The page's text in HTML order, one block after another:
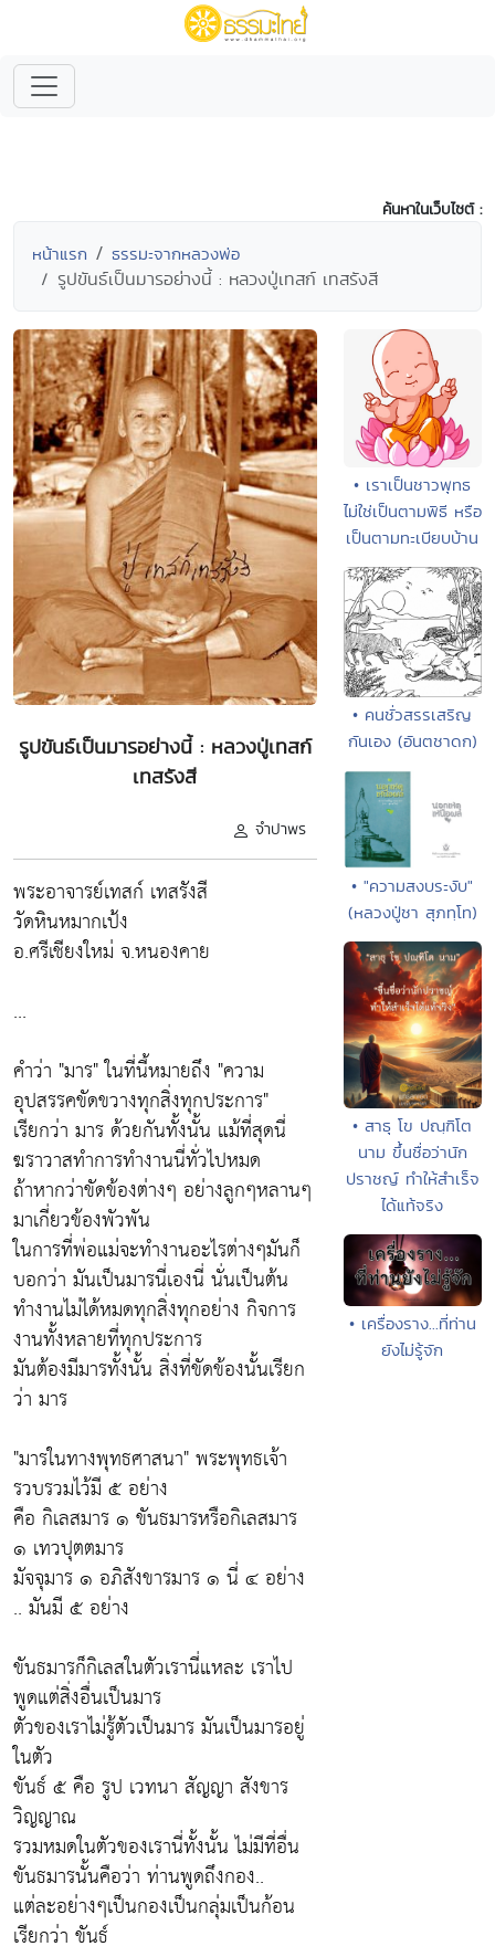
ค้นหาในเว็บไซต์ :
หน้าแรก ธรรมะจากหลวงพ่อ
รูปขันธ์เป็นมารอย่างนี้ : หลวงปู่เทสก์ เทสรังสี
รูปขันธ์เป็นมารอย่างนี้ : หลวงปู่เทสก์
เทสรังสี
จำปาพร
พระอาจารย์เทสก์ เทสรังสี
วัดหินหมากเป้ง
อ.ศรีเชียงใหม่ จ.หนองคาย
...
คำว่า "มาร" ในที่นี้หมายถึง "ความ
อุปสรรคขัดขวางทุกสิ่งทุกประการ"
เรียกว่า มาร ด้วยกันทั้งนั้น แม้ที่สุดนี่
ฆราวาสทำการทำงานนี่ทั่วไปหมด
ถ้าหากว่าขัดข้องต่างๆ อย่างลูกๆหลานๆ
มาเกี่ยวข้องพัวพัน
ในการที่พ่อแม่จะทำงานอะไรต่างๆมันก็
บอกว่า มันเป็นมารนี่เองนี่ นั่นเป็นต้น
ทำงานไม่ได้หมดทุกสิ่งทุกอย่าง กิจการ
งานทั้งหลายที่ทุกประการ
มันต้องมีมารทั้งนั้น สิ่งที่ขัดข้องนั้นเรียก
ว่า มาร
"มารในทางพุทธศาสนา" พระพุทธเจ้า
รวบรวมไว้มี ๕ อย่าง
คือ กิเลสมาร ๑ ขันธมารหรือกิเลสมาร
๑ เทวปุตตมาร
มัจจุมาร ๑ อภิสังขารมาร ๑ นี่ ๔ อย่าง
.. มันมี ๕ อย่าง
ขันธมารก็กิเลสในตัวเรานี่แหละ เราไป
พูดแต่สิ่งอื่นเป็นมาร
ตัวของเราไม่รู้ตัวเป็นมาร มันเป็นมารอยู่
ในตัว
ขันธ์ ๕ คือ รูป เวทนา สัญญา สังขาร
วิญญาณ
รวมหมดในตัวของเรานี่ทั้งนั้น ไม่มีที่อื่น
ขันธมารนั้นคือว่า ท่านพูดถึงกอง..
แต่ละอย่างๆเป็นกองเป็นกลุ่มเป็นก้อน
เรียกว่า ขันธ์
• เราเป็นชาวพุทธ
ไม่ใช่เป็นตามพิธี หรือ
เป็นตามทะเบียบบ้าน
• คนชั่วสรรเสริญ
กันเอง (อันตชาดก)
• "ความสงบระงับ"
(หลวงปู่ชา สุภทฺโท)
• สาธุ โข ปณฺฑิโต
นาม ขึ้นชื่อว่านัก
ปราชญ์ ทำให้สำเร็จ
ได้แท้จริง
• เครื่องราง...ที่ท่าน
ยังไม่รู้จัก